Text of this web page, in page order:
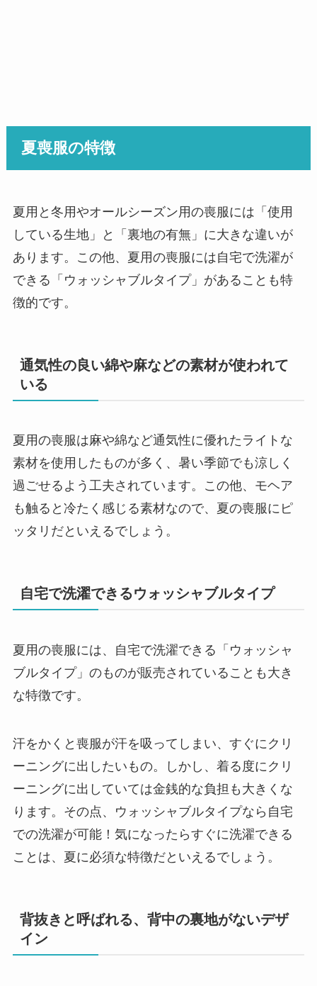
夏喪服の特徴
夏用と冬用やオールシーズン用の喪服には「使用
している生地」と「裏地の有無」に大きな違いが
あります。この他、夏用の喪服には自宅で洗濯が
できる「ウォッシャブルタイプ」があることも特
徴的です。
通気性の良い綿や麻などの素材が使われて
いる
夏用の喪服は麻や綿など通気性に優れたライトな
素材を使用したものが多く、暑い季節でも涼しく
過ごせるよう工夫されています。この他、モヘア
も触ると冷たく感じる素材なので、夏の喪服にピ
ッタリだといえるでしょう。
自宅で洗濯できるウォッシャブルタイプ
夏用の喪服には、自宅で洗濯できる「ウォッシャ
ブルタイプ」のものが販売されていることも大き
な特徴です。
汗をかくと喪服が汗を吸ってしまい、すぐにクリ
ーニングに出したいもの。しかし、着る度にクリ
ーニングに出していては金銭的な負担も大きくな
ります。その点、ウォッシャブルタイプなら自宅
での洗濯が可能！気になったらすぐに洗濯できる
ことは、夏に必須な特徴だといえるでしょう。
背抜きと呼ばれる、背中の裏地がないデザ
イン